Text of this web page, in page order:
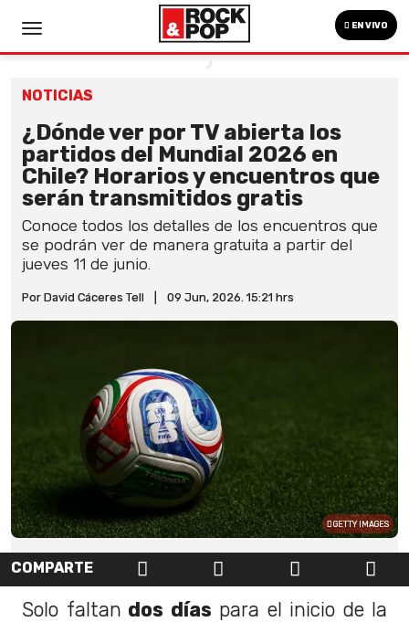
EN VIVO
NOTICIAS
¿Dónde ver por TV abierta los
partidos del Mundial 2026 en
Chile? Horarios y encuentros que
serán transmitidos gratis
Conoce todos los detalles de los encuentros que
se podrán ver de manera gratuita a partir del
jueves 11 de junio.
Por David Cáceres Tell 09 Jun, 2026. 15:21 hrs
GETTY IMAGES
COMPARTE
Solo faltan dos días para el inicio de la